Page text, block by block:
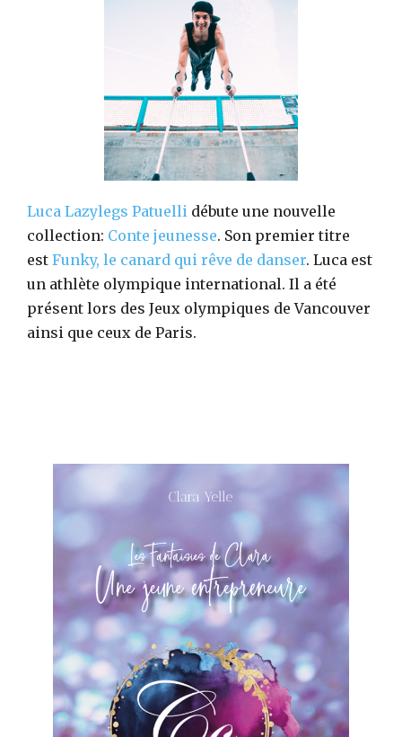
Luca Lazylegs Patuelli débute une nouvelle
collection: Conte jeunesse. Son premier titre
est Funky, le canard qui rêve de danser. Luca est
un athlète olympique international. Il a été
présent lors des Jeux olympiques de Vancouver
ainsi que ceux de Paris.